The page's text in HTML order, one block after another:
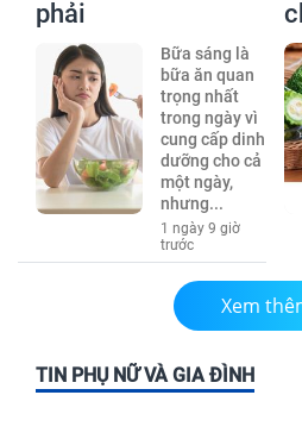
phải
Bữa sáng là
bữa ăn quan
trọng nhất
trong ngày vì
cung cấp dinh
dưỡng cho cả
một ngày,
nhưng...
1 ngày 9 giờ
trước
Xem
TIN PHỤ NỮ VÀ GIA ĐÌNH